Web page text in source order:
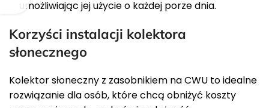
umożliwiając jej użycie o każdej porze dnia.
Korzyści instalacji kolektora
słonecznego
Kolektor słoneczny z zasobnikiem na CWU to idealne
rozwiązanie dla osób, które chcą obniżyć koszty